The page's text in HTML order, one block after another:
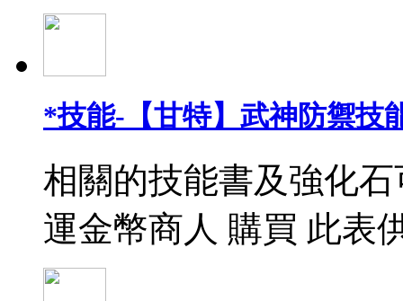
*技能-【甘特】武神防禦技
相關的技能書及強化
運金幣商人 購買 此表